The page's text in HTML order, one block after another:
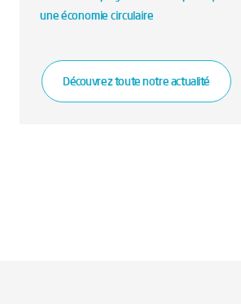
une économie circulaire
Découvrez toute notre actualité